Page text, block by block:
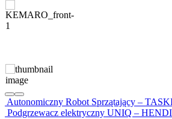
Autonomiczny Robot Sprzątający –
Podgrzewacz elektryczny UNIQ – HENDI